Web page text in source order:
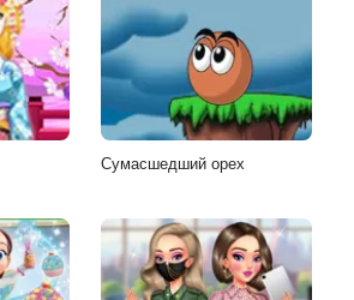
Сумасшедший орех